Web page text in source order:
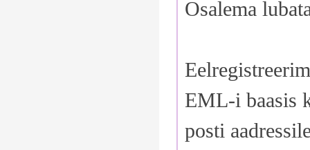
Osalema
EML-i baasis
posti